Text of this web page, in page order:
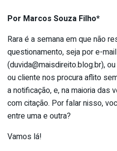
Por Marcos Souza Filho*
Rara é a semana em que não
questionamento, seja por e-mail
(duvida@maisdireito.blog.br),
ou cliente nos procura aflito
a notificação, e, na maioria das
com citação. Por falar nisso,
entre uma e outra?
Vamos lá!